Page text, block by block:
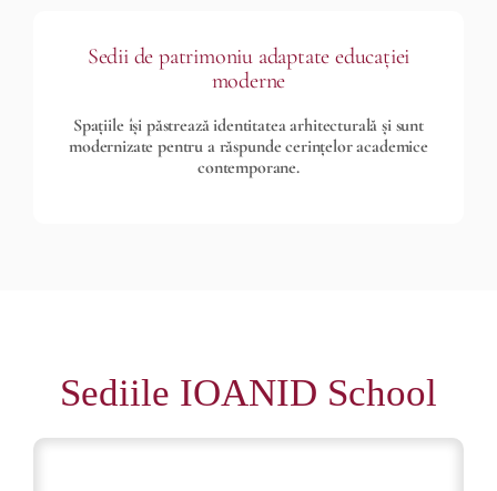
Sedii de patrimoniu adaptate educației
moderne
Spațiile își păstrează identitatea arhitecturală și sunt
modernizate pentru a răspunde cerințelor academice
contemporane.
Sediile IOANID School